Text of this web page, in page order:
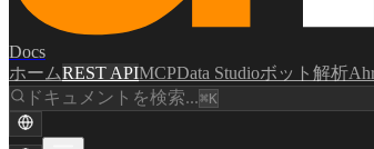
Docs
ホームREST APIMCPData Studioボット解析
ドキュメントを検索...⌘K